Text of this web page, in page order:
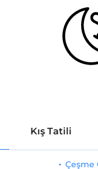
Kış Tatili
Çeşme